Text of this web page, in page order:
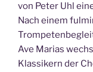
von Peter Uhl
Nach einem
Ave Marias
Klassikern der